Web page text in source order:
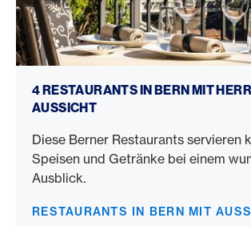
4 RESTAURANTS IN BERN MIT
AUSSICHT
Diese Berner Restaurants servieren
Speisen und Getränke bei einem
Ausblick.
RESTAURANTS IN BERN MIT